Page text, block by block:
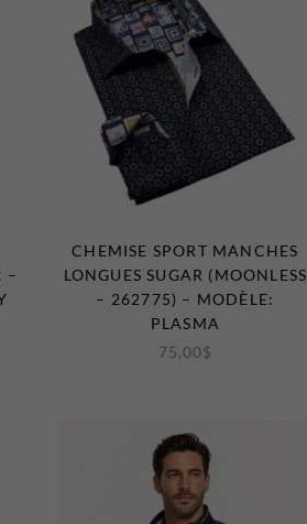
–
CHEMISE SPORT MANCHES
LONGUES SUGAR (MOONLESS
– 262775) – MODÈLE:
PLASMA
75,00$